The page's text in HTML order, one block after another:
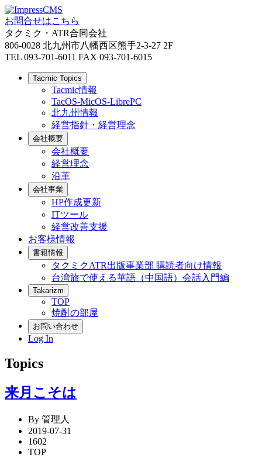
お問合せはこちら
タクミク・ATR合同会社
806-0028 北九州市八幡西区熊手2-3-27 2F
TEL 093-701-6011 FAX 093-701-6015
Tacmic Topics
Tacmic情報
TacOS-MicOS-LibrePC
北九州情報
経営指針・経営理念
会社概要
会社概要
経営理念
沿革
会社事業
HP作成更新
ITツール
経営改善支援
お客様情報
書籍情報
タクミクATR出版事業部 購読者向け情報
台湾旅で使える華語（中国語）会話入門編
Takarizm
TOP
焼酎の部屋
お問い合わせ
Log In
Topics
来月こそは
By 管理人
2019-07-31
1602
TOP